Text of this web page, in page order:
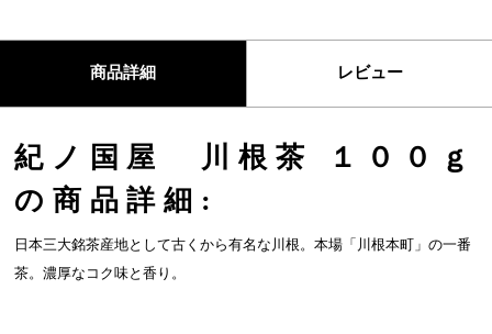
商品詳細 レビュー
紀ノ国屋 川根茶 １００ｇ
の商品詳細:
日本三大銘茶産地として古くから有名な川根。本場「川根本町」の一番
茶。濃厚なコク味と香り。